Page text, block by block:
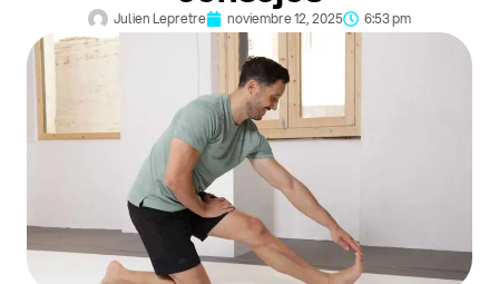
Julien Lepretre noviembre 12, 2025 6:53 pm